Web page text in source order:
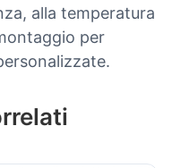
alla temperatura
per